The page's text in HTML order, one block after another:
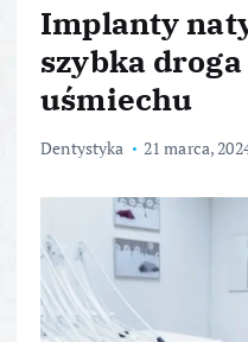
Implanty
szybka
uśmiechu
Dentystyka 21 marca,